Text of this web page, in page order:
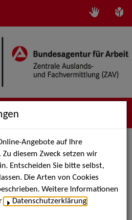
als PDF speichern
Angebote auf Ihre
Zu diesem Zweck setzen wir
Entscheiden Sie bitte selbst,
Die Arten von Cookies
Weitere Informationen
Datenschutzerklärung